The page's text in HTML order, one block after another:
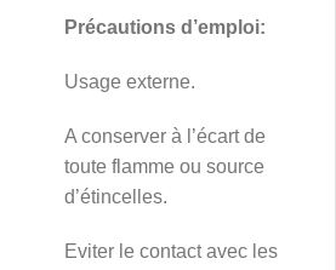
Précautions d’emploi:
Usage externe.
A conserver à l’écart de
toute flamme ou source
d’étincelles.
Eviter le contact avec les